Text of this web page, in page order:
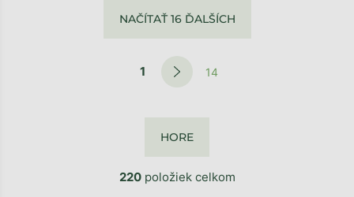
NAČÍTAŤ 16 ĎALŠÍCH
1 14
220položiek celkom
HORE